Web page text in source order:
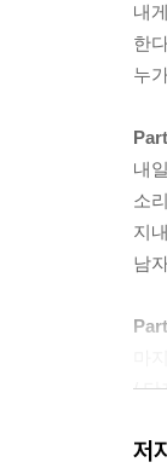
내
한
누
내
소
지
남
/ 단
길들
저